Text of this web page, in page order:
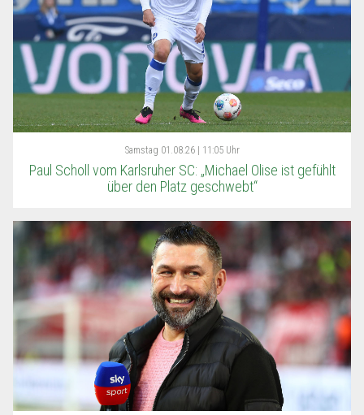
Samstag 01.08.26 | 11:05 Uhr
Paul Scholl vom Karlsruher SC: „Michael Olise ist gefühlt
über den Platz geschwebt“